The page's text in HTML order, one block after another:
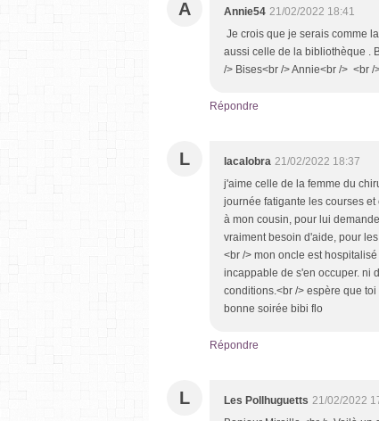
A Annie54 21/02/2022 18:41
Je crois que je serais comme
aussi celle de la bibliothèque .
/> Bises<br /> Annie<br /> <br /
Répondre
L lacalobra 21/02/2022 18:37
j'aime celle de la femme du
journée fatigante les courses
à mon cousin, pour lui
vraiment besoin d'aide, pour
<br /> mon oncle est
incappable de s'en occuper. ni
conditions.<br /> espère que
bonne soirée bibi flo
Répondre
L Les Pollhuguetts 21/02/2022